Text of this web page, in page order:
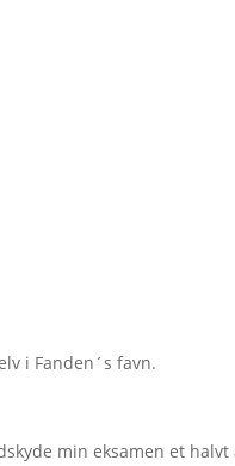
i Fanden´s favn.
min eksamen et halvt